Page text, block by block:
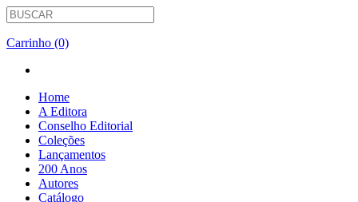
Carrinho (0)
Home
A Editora
Conselho Editorial
Coleções
Lançamentos
200 Anos
Autores
Catálogo